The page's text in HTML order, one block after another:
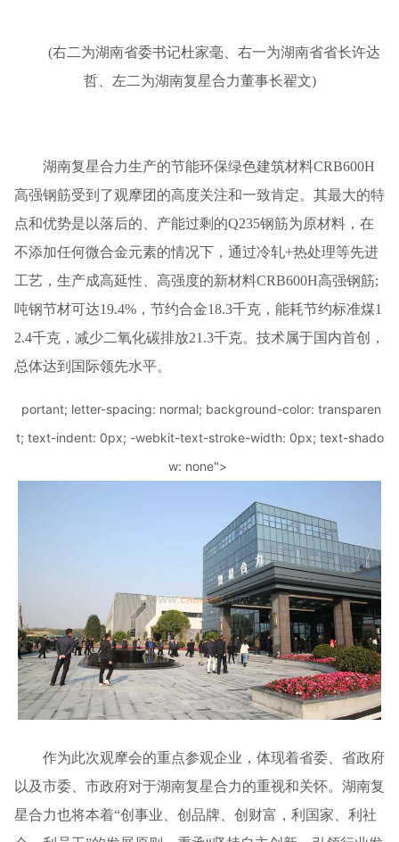
(右二为湖南省委书记杜家毫、右一为湖南省省长许达
哲、左二为湖南复星合力董事长翟文)
湖南复星合力生产的节能环保绿色建筑材料CRB600H
高强钢筋受到了观摩团的高度关注和一致肯定。其最大的特
点和优势是以落后的、产能过剩的Q235钢筋为原材料，在
不添加任何微合金元素的情况下，通过冷轧+热处理等先进
工艺，生产成高延性、高强度的新材料CRB600H高强钢筋;
吨钢节材可达19.4%，节约合金18.3千克，能耗节约标准煤1
2.4千克，减少二氧化碳排放21.3千克。技术属于国内首创，
总体达到国际领先水平。
portant; letter-spacing: normal; background-color: transparen
t; text-indent: 0px; -webkit-text-stroke-width: 0px; text-shado
w: none">
作为此次观摩会的重点参观企业，体现着省委、省政府
以及市委、市政府对于湖南复星合力的重视和关怀。湖南复
星合力也将本着“创事业、创品牌、创财富，利国家、利社